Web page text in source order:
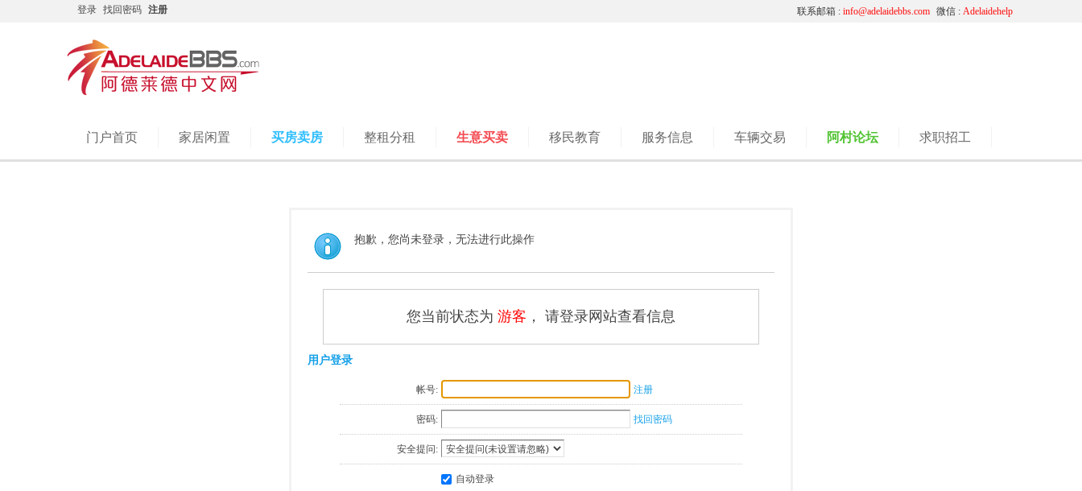
登录 找回密码 注册 微信 : Adelaidehelp
联系邮箱 : info@adelaidebbs.com
门户首页 家居闲置 买房卖房 整租分租 生意买卖 移民教育 服务信息 车辆交易 阿村论坛 求职招工
抱歉，您尚未登录，无法进行此操作
您当前状态为 游客 ， 请登录网站查看信息
用户登录
帐号: 注册
密码: 找回密码
安全提问:
自动登录